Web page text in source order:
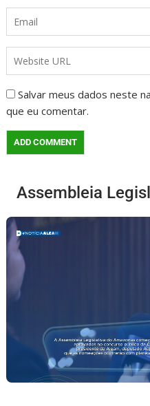
Salvar meus dados neste
que eu comentar.
Assembleia